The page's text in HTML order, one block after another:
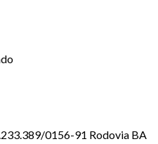
0156-91 Rodovia BA